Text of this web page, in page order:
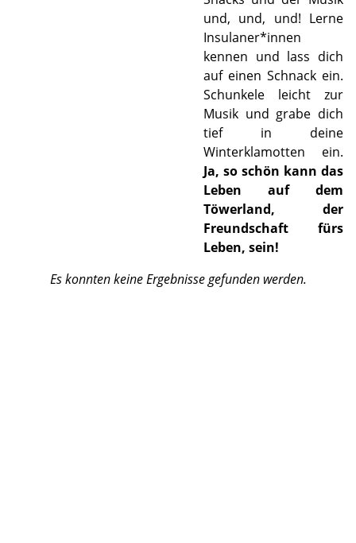
und, und, und! Lerne
Insulaner*innen
kennen und lass dich
auf einen Schnack ein.
Schunkele leicht zur
Musik und grabe dich
tief in deine
Winterklamotten ein.
Ja, so schön kann das
Leben auf dem
Töwerland, der
Freundschaft fürs
Leben, sein!
Es konnten keine Ergebnisse gefunden werden.